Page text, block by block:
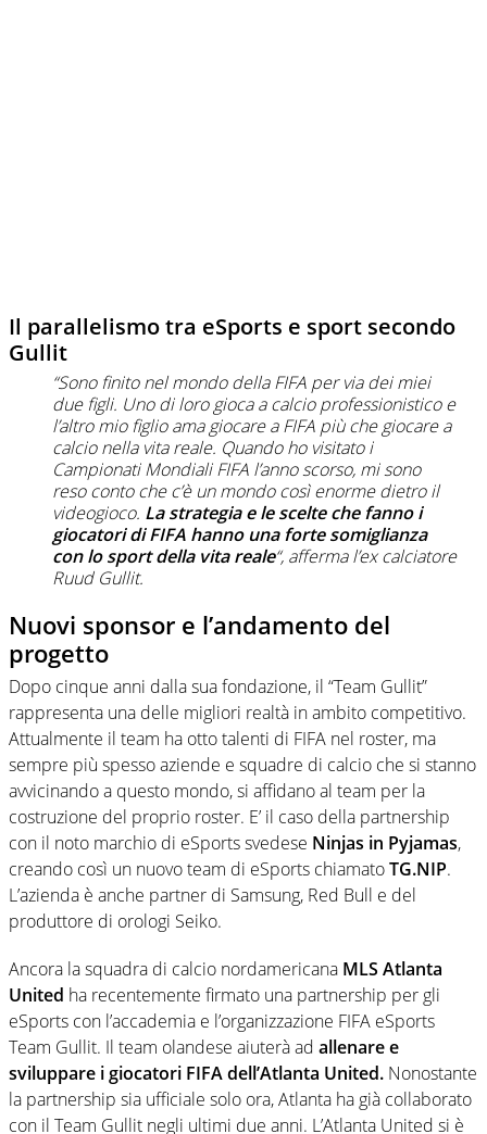
Il parallelismo tra eSports e sport secondo
Gullit
“Sono finito nel mondo della FIFA per via dei miei
due figli. Uno di loro gioca a calcio professionistico e
l’altro mio figlio ama giocare a FIFA più che giocare a
calcio nella vita reale. Quando ho visitato i
Campionati Mondiali FIFA l’anno scorso, mi sono
reso conto che c’è un mondo così enorme dietro il
videogioco. La strategia e le scelte che fanno i
giocatori di FIFA hanno una forte somiglianza
con lo sport della vita reale“, afferma l’ex calciatore
Ruud Gullit.
Nuovi sponsor e l’andamento del
progetto
Dopo cinque anni dalla sua fondazione, il “Team Gullit”
rappresenta una delle migliori realtà in ambito competitivo.
Attualmente il team ha otto talenti di FIFA nel roster, ma
sempre più spesso aziende e squadre di calcio che si stanno
avvicinando a questo mondo, si affidano al team per la
costruzione del proprio roster. E’ il caso della partnership
con il noto marchio di eSports svedese Ninjas in Pyjamas,
creando così un nuovo team di eSports chiamatoTG.NIP.
L’azienda è anche partner di Samsung, Red Bull e del
produttore di orologi Seiko.
Ancora la squadra di calcio nordamericana MLS Atlanta
United ha recentemente firmato una partnership per gli
eSports con l’accademia e l’organizzazione FIFA eSports
Team Gullit. Il team olandese aiuterà ad allenare e
sviluppare i giocatori FIFA dell’Atlanta United. Nonostante
la partnership sia ufficiale solo ora, Atlanta ha già collaborato
con il Team Gullit negli ultimi due anni. L’Atlanta United si è